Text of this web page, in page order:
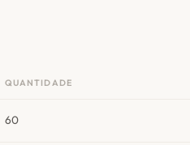
QUANTIDADE
60